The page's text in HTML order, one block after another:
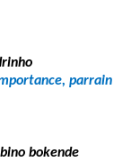
parrain
bokende